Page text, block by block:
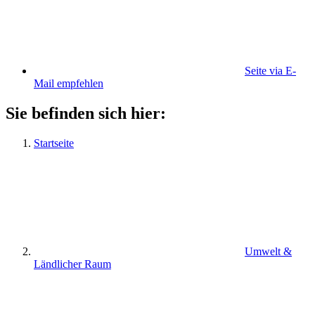
Seite via E-
Mail empfehlen
Sie befinden sich hier:
Startseite
Umwelt &
Ländlicher Raum